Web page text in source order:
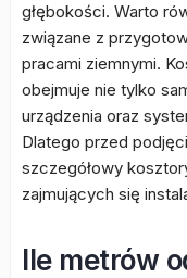
głębokości. Warto
związane z
pracami ziemnymi.
obejmuje nie tylko
urządzenia oraz
Dlatego przed
szczegółowy
zajmujących się
Ile metrów